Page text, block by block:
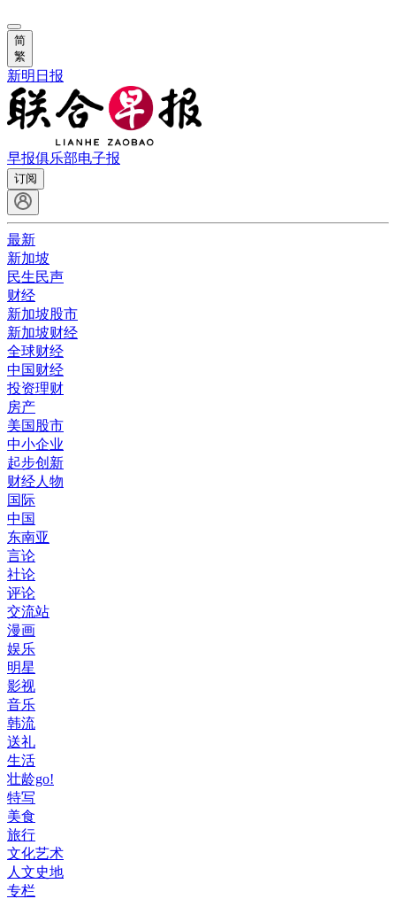
简
繁
新明日报
早报俱乐部电子报
订阅
最新
新加坡
民生民声
财经
新加坡股市
新加坡财经
全球财经
中国财经
投资理财
房产
美国股市
中小企业
起步创新
财经人物
国际
中国
东南亚
言论
社论
评论
交流站
漫画
娱乐
明星
影视
音乐
韩流
送礼
生活
壮龄go!
特写
美食
旅行
文化艺术
人文史地
专栏